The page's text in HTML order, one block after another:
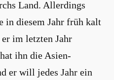
Land. Allerdings
in diesem Jahr früh kalt
im letzten Jahr
ihn die Asien-
er will jedes Jahr ein